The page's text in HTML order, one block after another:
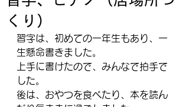
くり）
習字は、初めての一年生もあり、一
生懸命書きました。
上手に書けたので、みんなで拍手で
した。
後は、おやつを食べたり、本を読ん